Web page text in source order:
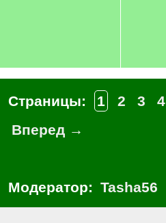
Страницы: 1 2 3 4
Вперед →
Модератор: Tasha56